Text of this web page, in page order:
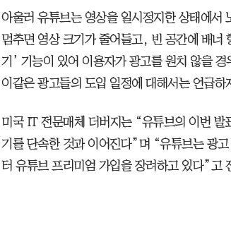
아울러 유튜브는 영상을 일시정지한 상태에서
멈추면 영상 크기가 줄어들고, 빈 공간에 배너
기’ 기능이 있어 이용자가 광고를 원치 않을
이같은 광고들의 도입 일정에 대해서는 언급하
미국 IT 전문매체 더버지는 “유튜브의 이번 발
기를 단속한 것과 이어진다”며 “유튜브는 광
터 유튜브 프리미엄 가입을 장려하고 있다”고